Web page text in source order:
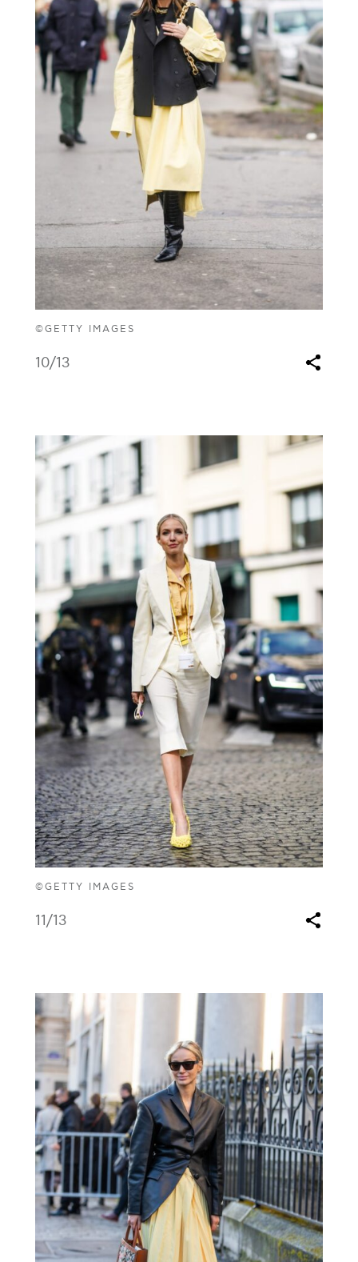
©GETTY IMAGES
10/13
©GETTY IMAGES
11/13